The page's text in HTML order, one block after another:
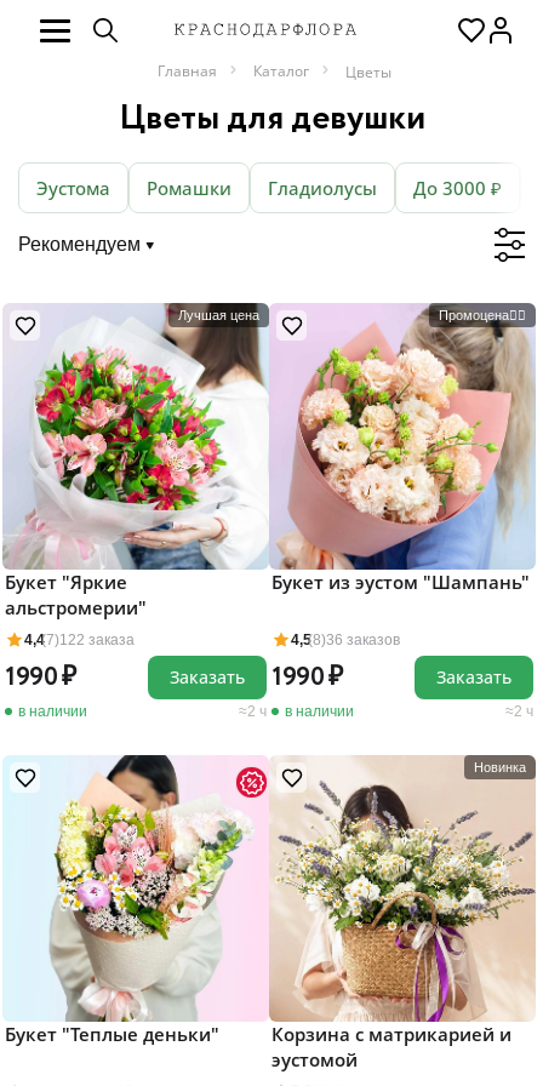
Главная Каталог Цветы
Цветы для девушки
Эустома Ромашки Гладиолусы До 3000 ₽
Рекомендуем
Лучшая цена
4,4(7)122 заказа
Букет "Яркие
альстромерии"
1990
в наличии 2 ч
Заказать
Промоцена❤️‍🔥
4,5(8)36 заказов
Букет из эустом "Шампань"
1990
в наличии 2 ч
Заказать
Букет "Теплые деньки"
Новинка
Корзина с матрикарией и
эустомой